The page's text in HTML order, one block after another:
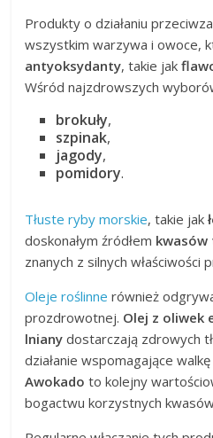
Produkty o działaniu
wszystkim warzywa i owoce,
antyoksydanty, takie jak
Wśród najzdrowszych
brokuły,
szpinak,
jagody,
pomidory.
Tłuste ryby morskie, takie jak
doskonałym źródłem kwasów
znanych z silnych właściwości
Oleje roślinne również
prozdrowotnej. Olej z oliwek
lniany dostarczają zdrowych
działanie wspomagające
Awokado to kolejny
bogactwu korzystnych